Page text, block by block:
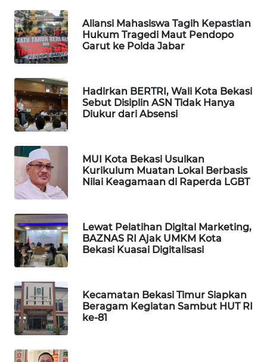
Aliansi Mahasiswa Tagih Kepastian
Hukum Tragedi Maut Pendopo
Garut ke Polda Jabar
Hadirkan BERTRI, Wali Kota Bekasi
Sebut Disiplin ASN Tidak Hanya
Diukur dari Absensi
MUI Kota Bekasi Usulkan
Kurikulum Muatan Lokal Berbasis
Nilai Keagamaan di Raperda LGBT
Lewat Pelatihan Digital Marketing,
BAZNAS RI Ajak UMKM Kota
Bekasi Kuasai Digitalisasi
Kecamatan Bekasi Timur Siapkan
Beragam Kegiatan Sambut HUT RI
ke-81
PORTAL
KONSUMEN
ALPERKLINAS
FORJASIDA
TAMBANG
NEWS
NEWS
SIDIKALANG
NEWS
SIBARAGAS
NEWS
SIANTAR